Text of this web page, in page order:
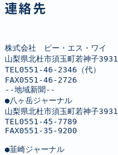
連絡先
株式会社　ピー・エス・ワイ
山梨県北杜市須玉町若神子3931
TEL0551-46-2346（代）
FAX0551-46-2726
--地域新聞--
●八ヶ岳ジャーナル
山梨県北杜市須玉町若神子3931
TEL0551-45-7789
FAX0551-35-9200
●韮崎ジャーナル